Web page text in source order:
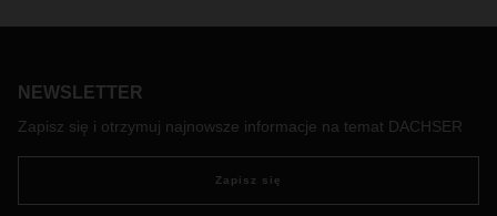
działania wiążą się z koniecznością integracji procesów
NEWSLETTER
Zapisz się i otrzymuj najnowsze informacje na temat DACHSER
Zapisz się